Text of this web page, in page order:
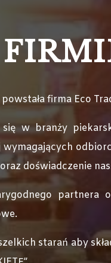
firma Eco
w branży
doświadczenie
partnera
starań aby